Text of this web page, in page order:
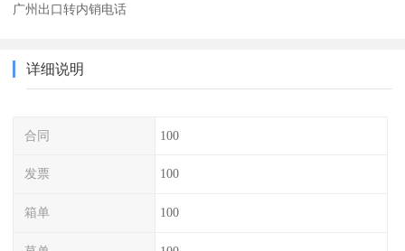
广州出口转内销电话
详细说明
合同 100
发票 100
箱单 100